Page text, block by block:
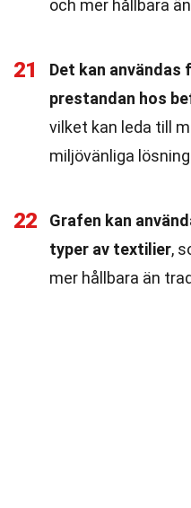
och mer hållbara
21
Det kan
prestandan hos
vilket kan leda till
miljövänliga
22
Grafen kan
typer av textilier,
mer hållbara än